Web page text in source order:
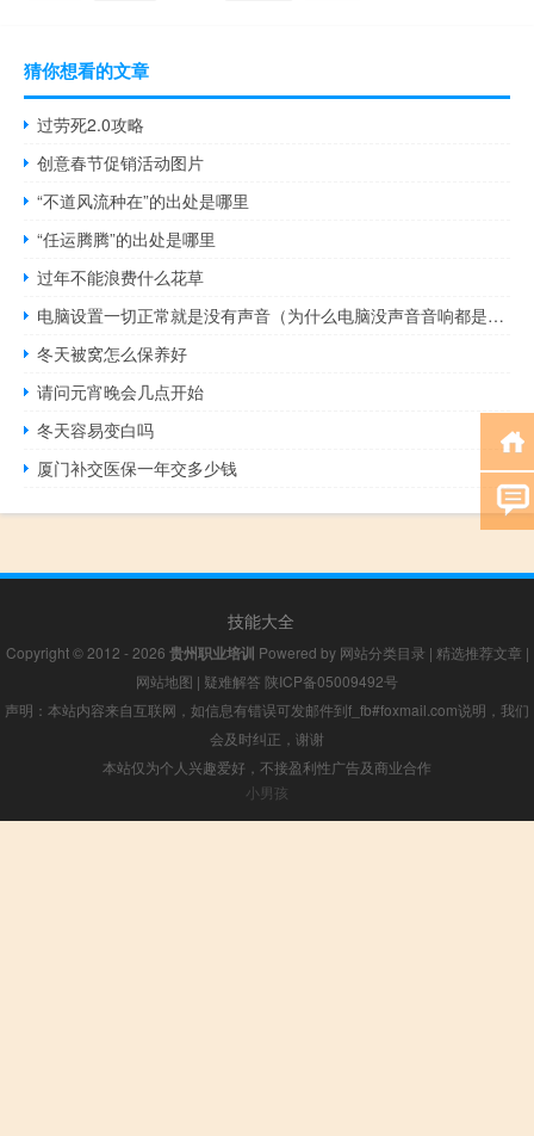
猜你想看的文章
过劳死2.0攻略
创意春节促销活动图片
“不道风流种在”的出处是哪里
“任运腾腾”的出处是哪里
过年不能浪费什么花草
电脑设置一切正常就是没有声音（为什么电脑没声音音响都是好的）
冬天被窝怎么保养好
请问元宵晚会几点开始
冬天容易变白吗
厦门补交医保一年交多少钱
技能大全
Copyright © 2012 - 2026 贵州职业培训 Powered by 网站分类目录 | 精选推荐文章 |
网站地图 | 疑难解答 陕ICP备05009492号
声明：本站内容来自互联网，如信息有错误可发邮件到f_fb#foxmail.com说明，我们
会及时纠正，谢谢
本站仅为个人兴趣爱好，不接盈利性广告及商业合作
小男孩